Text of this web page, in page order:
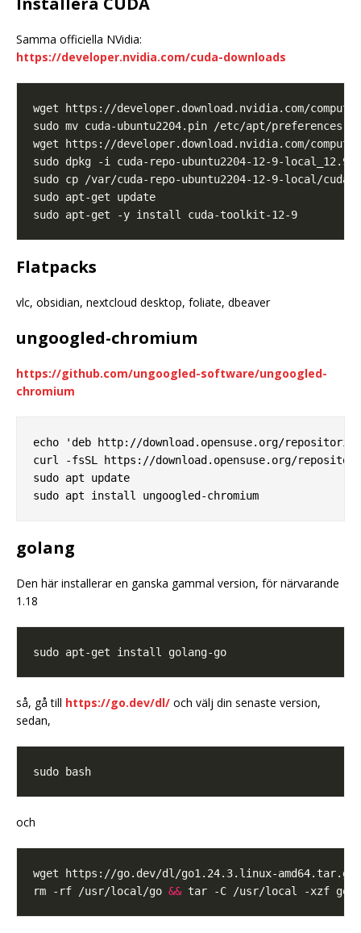
Samma officiella NVidia:
https://developer.nvidia.com/cuda-downloads
Flatpacks
vlc, obsidian, nextcloud desktop, foliate, dbeaver
ungoogled-chromium
https://github.com/ungoogled-software/ungoogled-
chromium
echo 'deb http://download.opensuse.org/
curl -fsSL https://download.opensuse.org/
sudo apt update
golang
Den här installerar en ganska gammal version, för närvarande
1.18
så, gå till https://go.dev/dl/ och välj din senaste version,
sedan,
och
rm -rf /usr/local/go &&